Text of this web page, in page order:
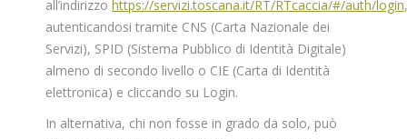
all’indirizzo https://servizi.toscana.it/RT/RTcaccia/#/auth/login,
autenticandosi tramite CNS (Carta Nazionale dei
Servizi), SPID (Sistema Pubblico di Identità Digitale)
almeno di secondo livello o CIE (Carta di Identità
elettronica) e cliccando su Login.
In alternativa, chi non fosse in grado da solo, può